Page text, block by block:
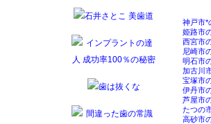
神戸市*
姫路市
西宮市
尼崎市
明石市
加古川
宝塚市
伊丹市
芦屋市
たつの
高砂市